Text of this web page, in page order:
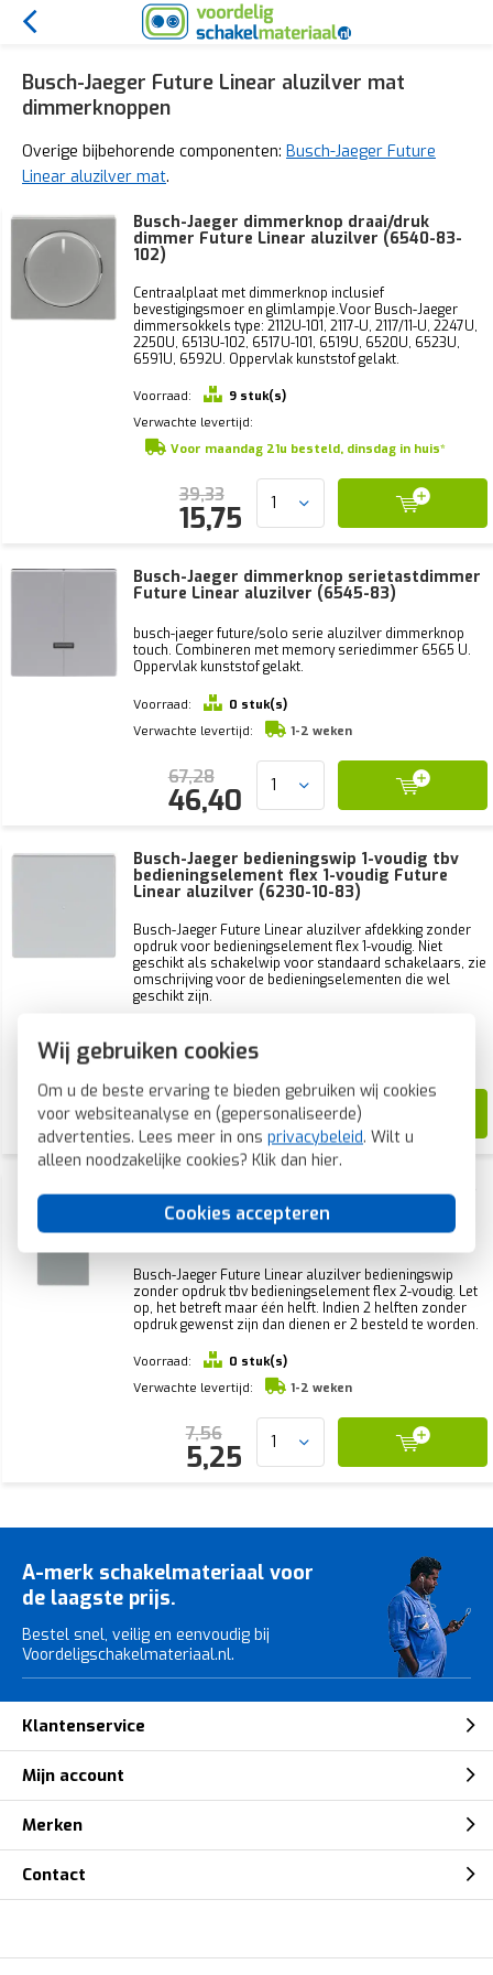
Wij gebruiken cookies
Om u de beste ervaring te bieden gebruiken wij cookies
voor websiteanalyse en (gepersonaliseerde)
advertenties. Lees meer in ons privacybeleid. Wilt u
alleen noodzakelijke cookies? Klik dan hier.
Cookies accepteren
Busch-Jaeger Future Linear aluzilver mat
dimmerknoppen
Overige bijbehorende componenten: Busch-Jaeger Future
Linear aluzilver mat.
Busch-Jaeger dimmerknop draai/druk
dimmer Future Linear aluzilver (6540-83-
102)
Centraalplaat met dimmerknop inclusief
bevestigingsmoer en glimlampje.Voor Busch-Jaeger
dimmersokkels type: 2112U-101, 2117-U, 2117/11-U, 2247U,
2250U, 6513U-102, 6517U-101, 6519U, 6520U, 6523U,
6591U, 6592U. Oppervlak kunststof gelakt.
Voorraad:
9 stuk(s)
Verwachte levertijd:
Voor maandag 21u besteld, dinsdag in huis*
39,33
15,75
Busch-Jaeger dimmerknop serietastdimmer
Future Linear aluzilver (6545-83)
busch-jaeger future/solo serie aluzilver dimmerknop
touch. Combineren met memory seriedimmer 6565 U.
Oppervlak kunststof gelakt.
Voorraad:
0 stuk(s)
Verwachte levertijd:
1-2 weken
67,28
46,40
Busch-Jaeger bedieningswip 1-voudig tbv
bedieningselement flex 1-voudig Future
Linear aluzilver (6230-10-83)
Busch-Jaeger Future Linear aluzilver afdekking zonder
opdruk voor bedieningselement flex 1-voudig. Niet
geschikt als schakelwip voor standaard schakelaars, zie
omschrijving voor de bedieningselementen die wel
geschikt zijn.
Verwachte levertijd:
11,62
7,99
zonder opdruk tbv bedieningselement flex
2-voudig Future Linear aluzilver (6230-20-
83)
Busch-Jaeger Future Linear aluzilver bedieningswip
zonder opdruk tbv bedieningselement flex 2-voudig. Let
op, het betreft maar één helft. Indien 2 helften zonder
opdruk gewenst zijn dan dienen er 2 besteld te worden.
Voorraad:
0 stuk(s)
Verwachte levertijd:
1-2 weken
7,56
5,25
A-merk schakelmateriaal voor
de laagste prijs.
Bestel snel, veilig en eenvoudig bij
Voordeligschakelmateriaal.nl.
Klantenservice
Mijn account
Merken
Contact